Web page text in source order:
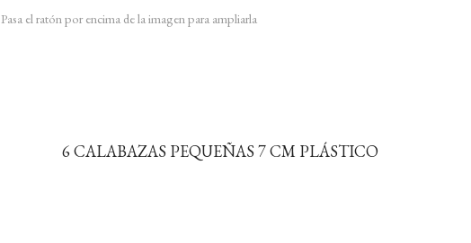
Pasa el ratón por encima de la imagen para ampliarla
6 CALABAZAS PEQUEÑAS 7 CM PLÁSTICO